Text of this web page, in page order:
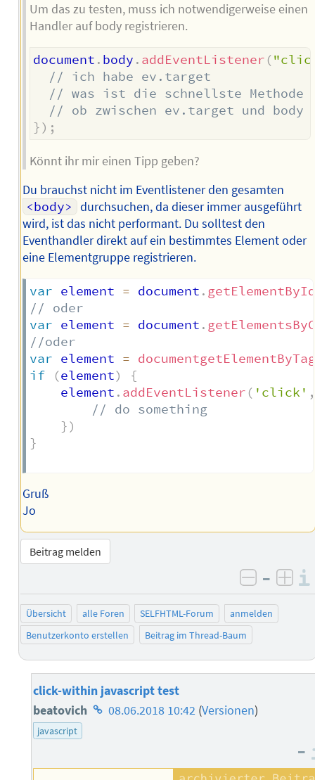
Um das zu testen, muss ich notwendigerweise einen
Handler auf body registrieren.
document . body . addEventListener (
// ich habe ev.target
// was ist die schnellste Methode
// ob zwischen ev.target und body
}) ;
Könnt ihr mir einen Tipp geben?
Du brauchst nicht im Eventlistener den gesamten
<body> durchsuchen, da dieser immer ausgeführt
wird, ist das nicht performant. Du solltest den
Eventhandler direkt auf ein bestimmtes Element oder
eine Elementgruppe registrieren.
var element = document . getElementById
// oder
var element = document .
//oder
var element =
if
(element)
{
	element
. addEventListener ( 'click' ,
// do something
})
}
Gruß
Jo
Beitrag melden
negativ
–
Übersicht alle Foren SELFHTML-Forum
anmelden
Benutzerkonto erstellen
Beitrag im Thread-Baum
click-within javascript test
beatovich Homepage
08.06.2018 10:42 (Versionen)
javascript
–